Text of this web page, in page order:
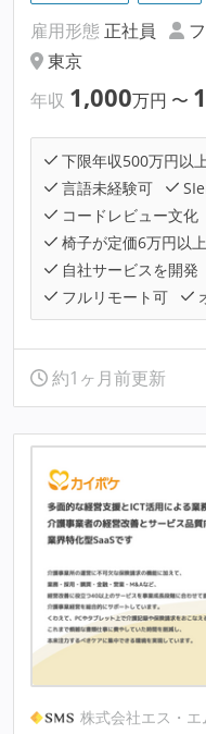
雇用形態 正社員
東京
年収 1,000万円 〜
下限年収500万円以上
言語未経験可
コードレビュー文化
椅子が定価6万円以上
自社サービスを開発
フルリモート可
約1ヶ月前更新
株式会社エス・エ